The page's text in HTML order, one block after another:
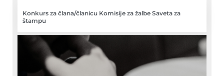
Konkurs za člana/članicu Komisije za žalbe Saveta za
štampu